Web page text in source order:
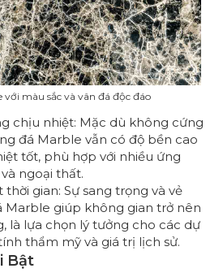
với màu sắc và vân đá độc đáo
chịu nhiệt: Mặc dù không cứng
đá Marble vẫn có độ bền cao
tốt, phù hợp với nhiều ứng
ngoại thất.
gian: Sự sang trọng và vẻ
Marble giúp không gian trở nên
là lựa chọn lý tưởng cho các dự
thẩm mỹ và giá trị lịch sử.
Bật